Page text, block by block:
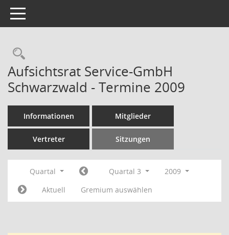
Toggle navigation
Rechercheauswahl
Aufsichtsrat Service-GmbH
Schwarzwald - Termine 2009
Informationen Mitglieder
Vertreter Sitzungen
Quartal Quartal 3
2009
Aktuell
Gremium auswählen